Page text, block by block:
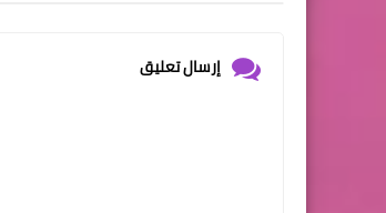
إرسال تعليق